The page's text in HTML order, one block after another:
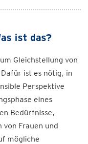
ist das?
Gleichstellung von
ist es nötig, in
Perspektive
eines
Bedürfnisse,
von Frauen und
mögliche